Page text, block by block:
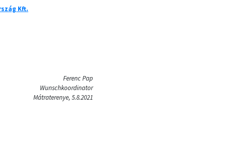
Kft.
Ferenc Pap
Wunschkoordinator
Mátraterenye, 5.8.2021